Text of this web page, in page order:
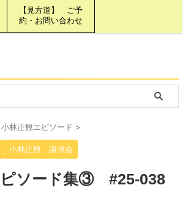
【見方道】 ご予
約・お問い合わせ
小林正観エピソード >
小林正観 講演会
ピソード集③ #25-038